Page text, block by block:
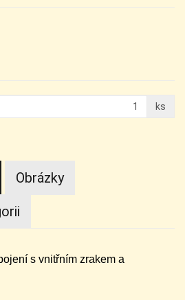
ks
Obrázky
s vnitřním zrakem a